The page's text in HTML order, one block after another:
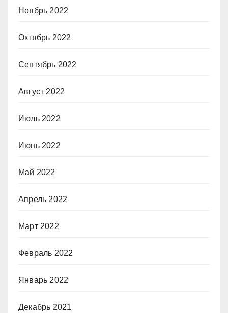
Ноябрь 2022
Октябрь 2022
Сентябрь 2022
Август 2022
Июль 2022
Июнь 2022
Май 2022
Апрель 2022
Март 2022
Февраль 2022
Январь 2022
Декабрь 2021